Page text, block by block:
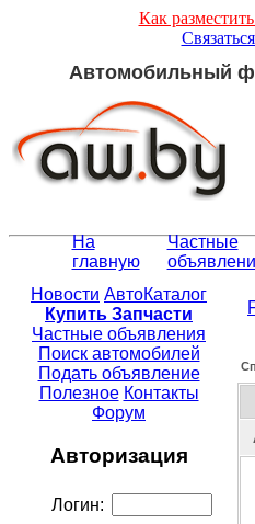
Как
Автомобильный
На
главную
Частные
Новости АвтоКаталог
Купить Запчасти
Частные объявления
Поиск автомобилей
Подать объявление
Полезное Контакты
Форум
Авторизация
Логин: